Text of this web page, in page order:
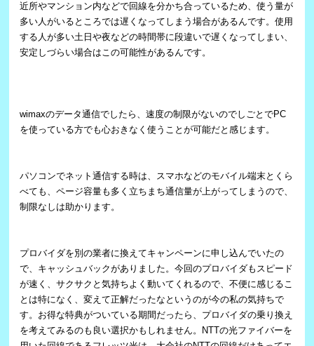
近所やマンション内などで回線を分かち合っているため、使う量が
多い人がいるところでは遅くなってしまう場合があるんです。使用
する人が多い土日や夜などの時間帯に段違いで遅くなってしまい、
安定しづらい場合はこの可能性があるんです。
wimaxのデータ通信でしたら、速度の制限がないのでしごとでPC
を使っている方でも心おきなく使うことが可能だと感じます。
パソコンでネット通信する時は、スマホなどのモバイル端末とくら
べても、ページ容量も多く立ちまち通信量が上がってしまうので、
制限なしは助かります。
プロバイダを別の業者に換えてキャンペーンに申し込んでいたの
で、キャッシュバックがありました。今回のプロバイダもスピード
が速く、サクサクと気持ちよく動いてくれるので、不便に感じるこ
とは特になく、変えて正解だったなというのが今の私の気持ちで
す。お得な特典がついている期間だったら、プロバイダの乗り換え
を考えてみるのも良い選択かもしれません。NTTの光ファイバーを